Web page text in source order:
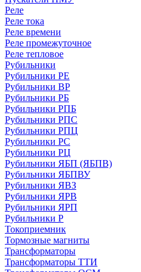
Реле
Реле тока
Реле времени
Реле промежуточное
Реле тепловое
Рубильники
Рубильники РЕ
Рубильники ВР
Рубильники РБ
Рубильники РПБ
Рубильники РПС
Рубильники РПЦ
Рубильники РС
Рубильники РЦ
Рубильники ЯБП (ЯБПВ)
Рубильники ЯБПВУ
Рубильники ЯВЗ
Рубильники ЯРВ
Рубильники ЯРП
Рубильники Р
Токоприемник
Тормозные магниты
Трансформаторы
Трансформаторы ТТИ